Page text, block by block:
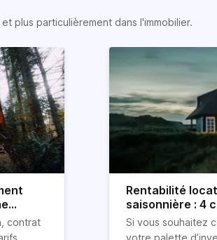
plus particulièrement dans l'immobilier.
contrat
Rentabilité
saisonnière : 4
Si vous souhaitez